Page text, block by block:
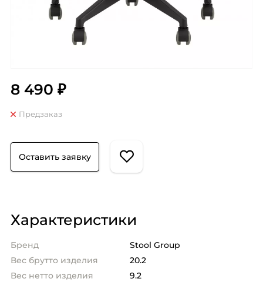
8 490 ₽
Предзаказ
Оставить заявку
Характеристики
Бренд
Stool Group
Вес брутто изделия
20.2
Вес нетто изделия
9.2